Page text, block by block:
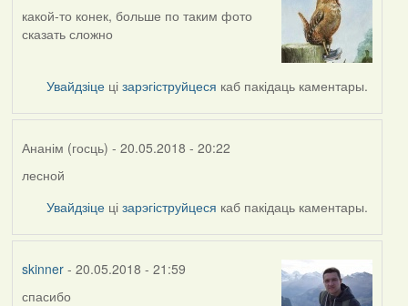
In
reply
skinner
какой-то конек, больше по таким фото
сказать сложно
Увайдзіце цізарэгіструйцеся каб пакідаць каментары.
Ананім (госць) - 20.05.2018 - 20:22
In
reply
by
лесной
Увайдзіце цізарэгіструйцеся каб пакідаць каментары.
skinner- 20.05.2018 - 21:59
спасибо